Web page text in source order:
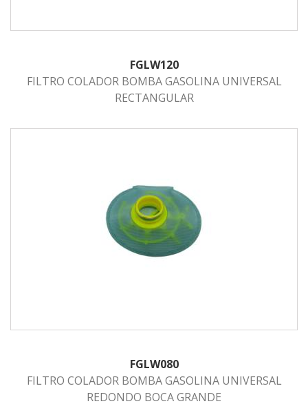
FGLW120
FILTRO COLADOR BOMBA GASOLINA UNIVERSAL
RECTANGULAR
FGLW080
FILTRO COLADOR BOMBA GASOLINA UNIVERSAL
REDONDO BOCA GRANDE